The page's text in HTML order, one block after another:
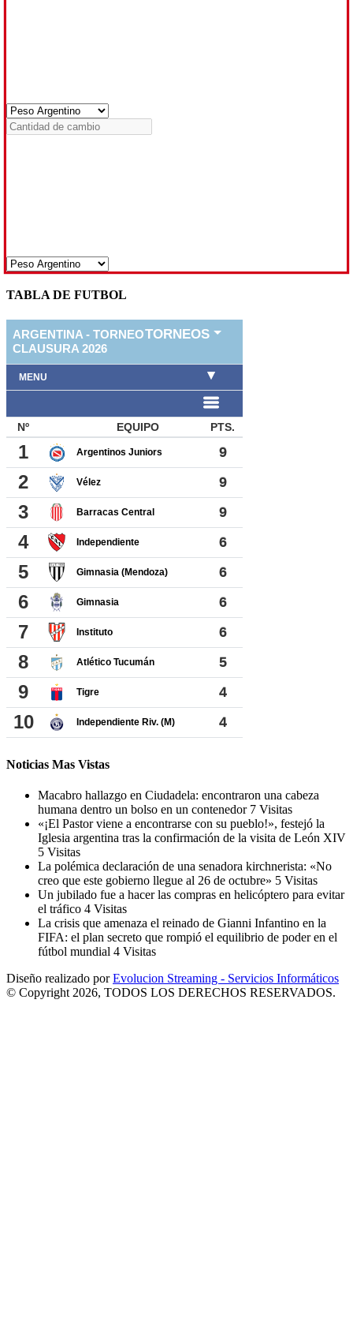
TABLA DE FUTBOL
Noticias Mas Vistas
Macabro hallazgo en Ciudadela: encontraron una cabeza
humana dentro un bolso en un contenedor 7 Visitas
«¡El Pastor viene a encontrarse con su pueblo!», festejó la
Iglesia argentina tras la confirmación de la visita de León XIV
5 Visitas
La polémica declaración de una senadora kirchnerista: «No
creo que este gobierno llegue al 26 de octubre» 5 Visitas
Un jubilado fue a hacer las compras en helicóptero para evitar
el tráfico 4 Visitas
La crisis que amenaza el reinado de Gianni Infantino en la
FIFA: el plan secreto que rompió el equilibrio de poder en el
fútbol mundial 4 Visitas
Diseño realizado porEvolucion Streaming - Servicios Informáticos
© Copyright 2026, TODOS LOS DERECHOS RESERVADOS.